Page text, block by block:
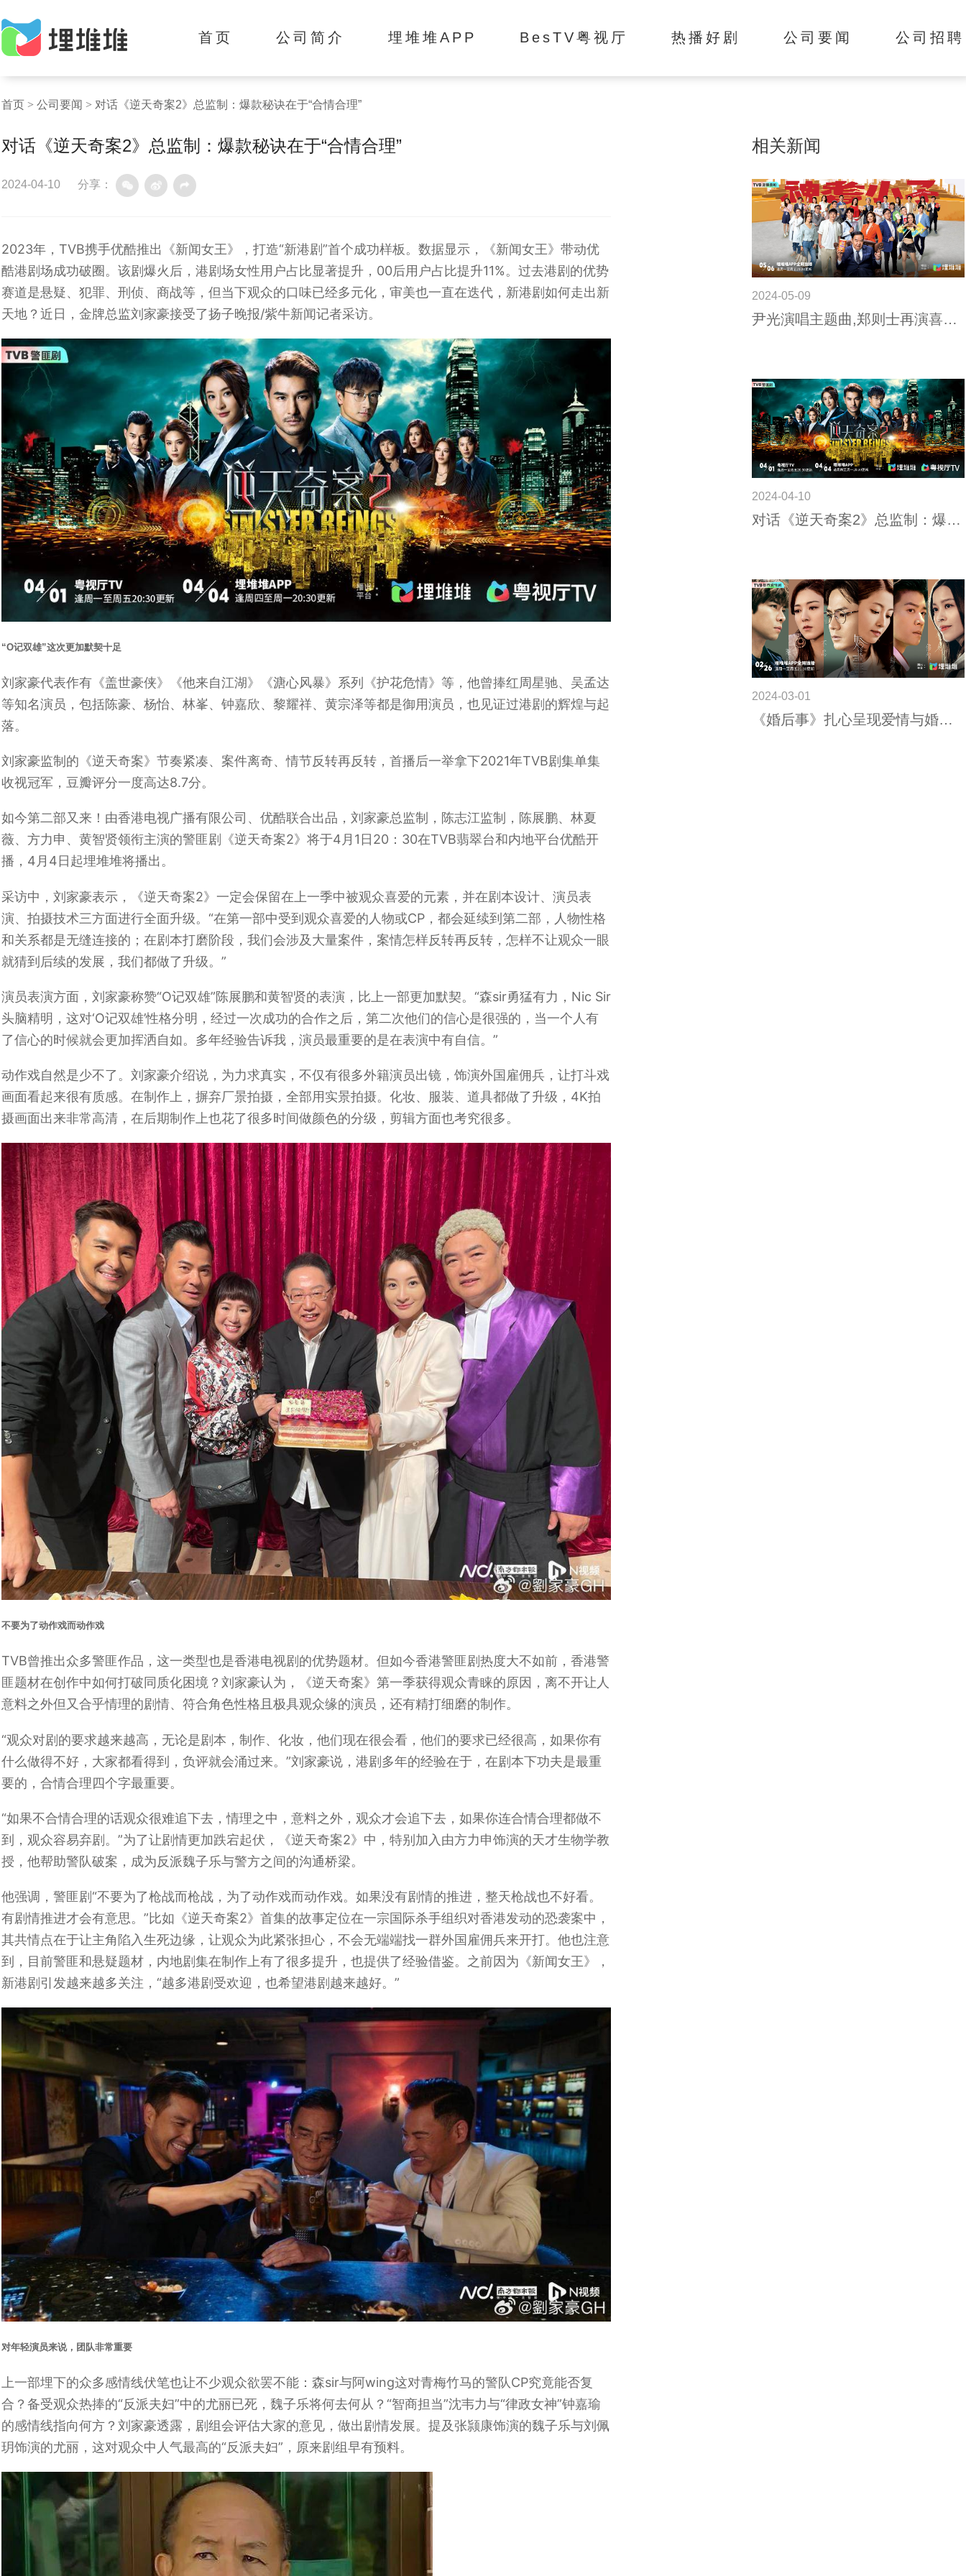
首页 公司简介 埋堆堆APP BesTV粤视厅 热播好剧 公司要闻 公司招聘
首页 > 公司要闻 > 对话《逆天奇案2》总监制：爆款秘诀在于“合情合理”
对话《逆天奇案2》总监制：爆款秘诀在于“合情合理”
2024-04-10 分享：
2023年，TVB携手优酷推出《新闻女王》，打造“新港剧”首个成功样板。数据显示，《新闻女王》带动优
酷港剧场成功破圈。该剧爆火后，港剧场女性用户占比显著提升，00后用户占比提升11%。过去港剧的优势
赛道是悬疑、犯罪、刑侦、商战等，但当下观众的口味已经多元化，审美也一直在迭代，新港剧如何走出新
天地？近日，金牌总监刘家豪接受了扬子晚报/紫牛新闻记者采访。
“O记双雄”这次更加默契十足
刘家豪代表作有《盖世豪侠》《他来自江湖》《溏心风暴》系列《护花危情》等，他曾捧红周星驰、吴孟达
等知名演员，包括陈豪、杨怡、林峯、钟嘉欣、黎耀祥、黄宗泽等都是御用演员，也见证过港剧的辉煌与起
落。
刘家豪监制的《逆天奇案》节奏紧凑、案件离奇、情节反转再反转，首播后一举拿下2021年TVB剧集单集
收视冠军，豆瓣评分一度高达8.7分。
如今第二部又来！由香港电视广播有限公司、优酷联合出品，刘家豪总监制，陈志江监制，陈展鹏、林夏
薇、方力申、黄智贤领衔主演的警匪剧《逆天奇案2》将于4月1日20：30在TVB翡翠台和内地平台优酷开
播，4月4日起埋堆堆将播出。
采访中，刘家豪表示，《逆天奇案2》一定会保留在上一季中被观众喜爱的元素，并在剧本设计、演员表
演、拍摄技术三方面进行全面升级。“在第一部中受到观众喜爱的人物或CP，都会延续到第二部，人物性格
和关系都是无缝连接的；在剧本打磨阶段，我们会涉及大量案件，案情怎样反转再反转，怎样不让观众一眼
就猜到后续的发展，我们都做了升级。”
演员表演方面，刘家豪称赞“O记双雄”陈展鹏和黄智贤的表演，比上一部更加默契。“森sir勇猛有力，Nic Sir
头脑精明，这对‘O记双雄’性格分明，经过一次成功的合作之后，第二次他们的信心是很强的，当一个人有
了信心的时候就会更加挥洒自如。多年经验告诉我，演员最重要的是在表演中有自信。”
动作戏自然是少不了。刘家豪介绍说，为力求真实，不仅有很多外籍演员出镜，饰演外国雇佣兵，让打斗戏
画面看起来很有质感。在制作上，摒弃厂景拍摄，全部用实景拍摄。化妆、服装、道具都做了升级，4K拍
摄画面出来非常高清，在后期制作上也花了很多时间做颜色的分级，剪辑方面也考究很多。
不要为了动作戏而动作戏
TVB曾推出众多警匪作品，这一类型也是香港电视剧的优势题材。但如今香港警匪剧热度大不如前，香港警
匪题材在创作中如何打破同质化困境？刘家豪认为，《逆天奇案》第一季获得观众青睐的原因，离不开让人
意料之外但又合乎情理的剧情、符合角色性格且极具观众缘的演员，还有精打细磨的制作。
“观众对剧的要求越来越高，无论是剧本，制作、化妆，他们现在很会看，他们的要求已经很高，如果你有
什么做得不好，大家都看得到，负评就会涌过来。”刘家豪说，港剧多年的经验在于，在剧本下功夫是最重
要的，合情合理四个字最重要。
“如果不合情合理的话观众很难追下去，情理之中，意料之外，观众才会追下去，如果你连合情合理都做不
到，观众容易弃剧。”为了让剧情更加跌宕起伏，《逆天奇案2》中，特别加入由方力申饰演的天才生物学教
授，他帮助警队破案，成为反派魏子乐与警方之间的沟通桥梁。
他强调，警匪剧“不要为了枪战而枪战，为了动作戏而动作戏。如果没有剧情的推进，整天枪战也不好看。
有剧情推进才会有意思。”比如《逆天奇案2》首集的故事定位在一宗国际杀手组织对香港发动的恐袭案中，
其共情点在于让主角陷入生死边缘，让观众为此紧张担心，不会无端端找一群外国雇佣兵来开打。他也注意
到，目前警匪和悬疑题材，内地剧集在制作上有了很多提升，也提供了经验借鉴。之前因为《新闻女王》，
新港剧引发越来越多关注，“越多港剧受欢迎，也希望港剧越来越好。”
对年轻演员来说，团队非常重要
上一部埋下的众多感情线伏笔也让不少观众欲罢不能：森sir与阿wing这对青梅竹马的警队CP究竟能否复
合？备受观众热捧的“反派夫妇”中的尤丽已死，魏子乐将何去何从？“智商担当”沈韦力与“律政女神”钟嘉瑜
的感情线指向何方？刘家豪透露，剧组会评估大家的意见，做出剧情发展。提及张颕康饰演的魏子乐与刘佩
玥饰演的尤丽，这对观众中人气最高的“反派夫妇”，原来剧组早有预料。
相关新闻
2024-05-09
尹光演唱主题曲,郑则士再演喜
2024-04-10
对话《逆天奇案2》总监制：爆款
2024-03-01
《婚后事》扎心呈现爱情与婚姻